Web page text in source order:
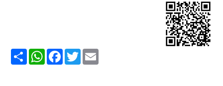
ShareWhatsApp
Facebook
Twitter